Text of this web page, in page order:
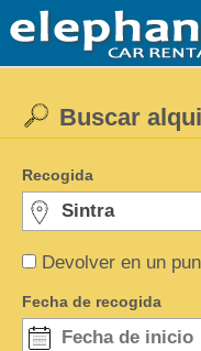
Devolver en un
Buscar
Recogida
Fecha de recogida